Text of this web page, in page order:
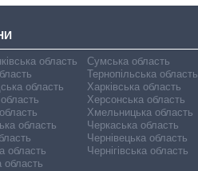
область
область
область
область
область
Сумська область
Тернопільська область
Харківська область
Херсонська область
Хмельницька область
Черкаська область
Чернівецька область
Чернігівська область